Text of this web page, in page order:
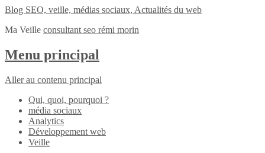
Blog SEO, veille, médias sociaux, Actualités du web
Ma Veille consultant seo rémi morin
Menu principal
Aller au contenu principal
Qui, quoi, pourquoi ?
média sociaux
Analytics
Développement web
Veille